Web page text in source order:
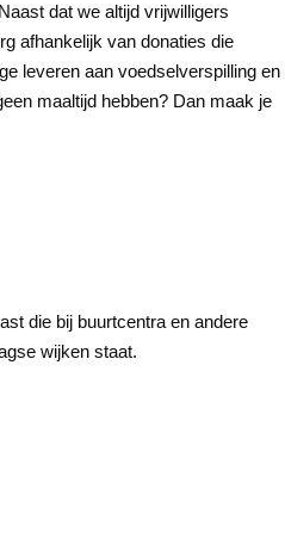
dat we altijd vrijwilligers
afhankelijk van donaties die
leveren aan voedselverspilling en
maaltijd hebben? Dan maak je
die bij buurtcentra en andere
wijken staat.